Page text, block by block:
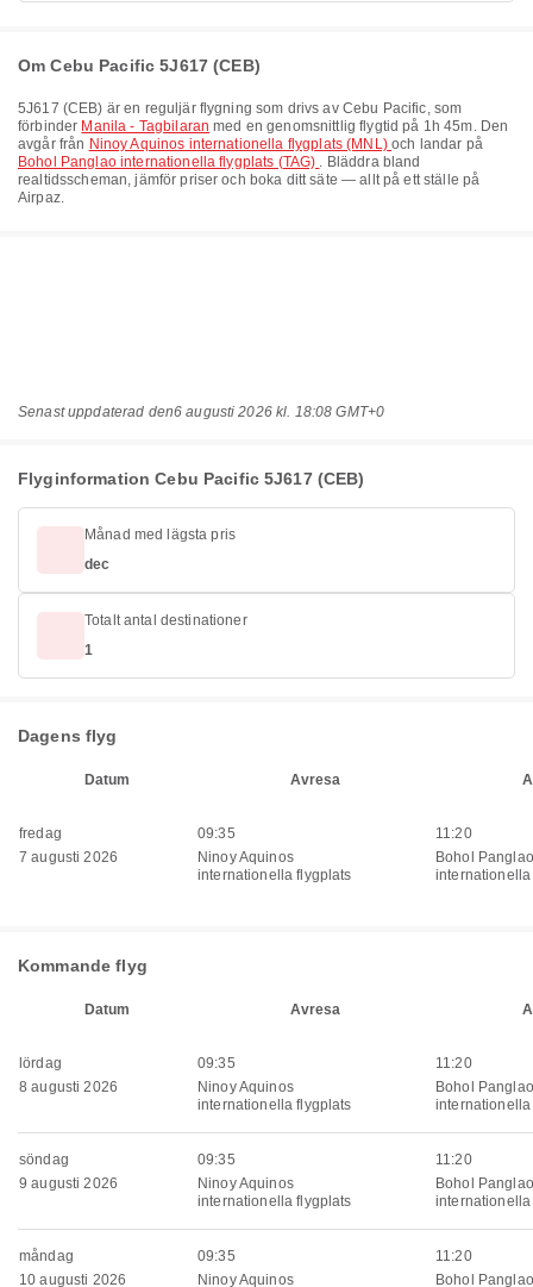
Om Cebu Pacific 5J617 (CEB)
5J617 (CEB) är en reguljär flygning som drivs av Cebu Pacific, som
förbinder Manila - Tagbilaran med en genomsnittlig flygtid på 1h 45m. Den
avgår från Ninoy Aquinos internationella flygplats (MNL) och landar på
Bohol Panglao internationella flygplats (TAG) . Bläddra bland
realtidsscheman, jämför priser och boka ditt säte — allt på ett ställe på
Airpaz.
Senast uppdaterad den6 augusti 2026 kl. 18:08 GMT+0
Flyginformation Cebu Pacific 5J617 (CEB)
Månad med lägsta pris
dec
Totalt antal destinationer
1
Dagens flyg
Datum Avresa
fredag
7 augusti 2026
09:35
Ninoy Aquinos
internationella flygplats
11:20
Bohol Panglao
Kommande flyg
Datum Avresa
lördag
8 augusti 2026
09:35
Ninoy Aquinos
internationella flygplats
11:20
Bohol Panglao
söndag
9 augusti 2026
09:35
Ninoy Aquinos
internationella flygplats
11:20
Bohol Panglao
måndag
10 augusti 2026
09:35
Ninoy Aquinos
11:20
Bohol Panglao